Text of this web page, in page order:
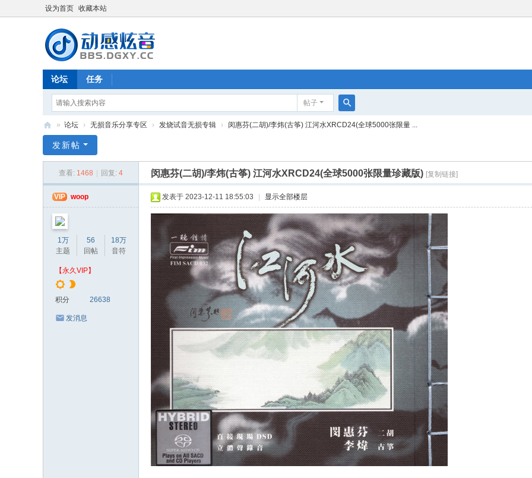
设为首页 收藏本站
论坛 任务
帖子
搜
感
» 论坛 › 无损音乐分享专区 › 发烧试音无损专辑 › 闵惠芬(二胡)/李炜(古筝) 江河水XRCD24(全球5000张限量 ...
发新帖
查看: 1468 回复: 4 闵惠芬(二胡)/李炜(古筝) 江河水XRCD24(全球5000张限量珍藏版) [复制链接]
VIP woop
1万
主题
56
回帖
18万
音符
【永久VIP】
积分 26638
发消息
发表于 2023-12-11 18:55:03 显示全部楼层